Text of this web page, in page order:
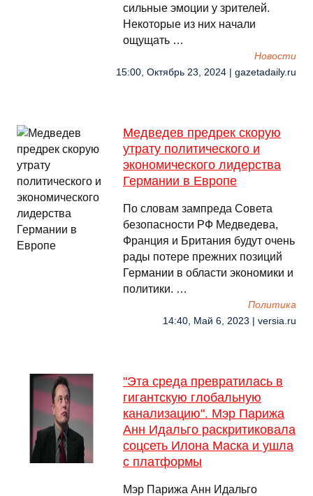
сильные эмоции у зрителей.
Некоторые из них начали
ощущать …
Новости
15:00, Октябрь 23, 2024 | gazetadaily.ru
Медведев предрек скорую
утрату политического и
экономического лидерства
Германии в Европе
По словам зампреда Совета
безопасности РФ Медведева,
Франция и Британия будут очень
рады потере прежних позиций
Германии в области экономики и
политики. …
Политика
14:40, Май 6, 2023 | versia.ru
"Эта среда превратилась в
гигантскую глобальную
канализацию". Мэр Парижа
Анн Идальго раскритиковала
соцсеть Илона Маска и ушла
с платформы
Мэр Парижа Анн Идальго